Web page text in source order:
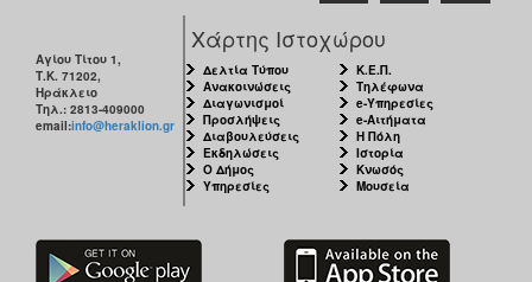
Αγίου Τίτου 1,
Τ.Κ. 71202,
Ηράκλειο
Τηλ.: 2813-409000
email:info@heraklion.gr
Χάρτης Ιστοχώρου
Δελτία Τύπου
Ανακοινώσεις
Διαγωνισμοί
Προσλήψεις
Διαβουλεύσεις
Εκδηλώσεις
Ο Δήμος
Υπηρεσίες
Κ.Ε.Π.
Τηλέφωνα
e-Υπηρεσίες
e-Αιτήματα
Η Πόλη
Ιστορία
Κνωσός
Μουσεία